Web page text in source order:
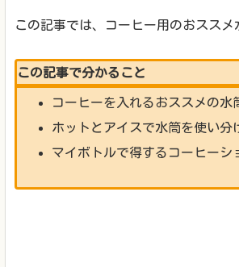
この記事では、コーヒー用のおスス
この記事で分かること
コーヒーを入れるおススメの水
ホットとアイスで水筒を使い分
マイボトルで得するコーヒーシ